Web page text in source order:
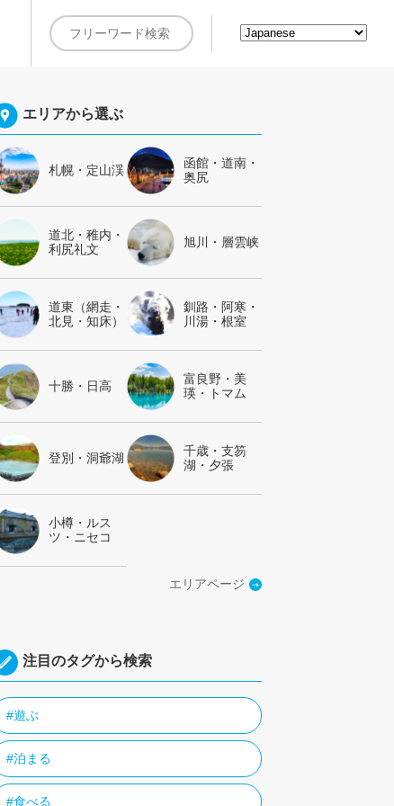
エリアから選ぶ
札幌・定山渓
函館・道南・
奥尻
道北・稚内・
利尻礼文
旭川・層雲峡
道東（網走・
北見・知床）
釧路・阿寒・
川湯・根室
十勝・日高
富良野・美
瑛・トマム
登別・洞爺湖
千歳・支笏
湖・夕張
小樽・ルス
ツ・ニセコ
エリアページ
注目のタグから検索
#遊ぶ
#泊まる
#食べる